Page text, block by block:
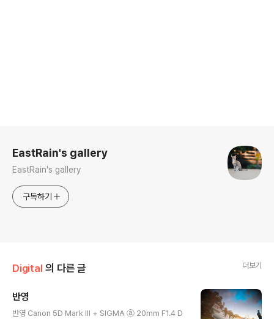
EastRain's gallery
EastRain's gallery
구독하기
Digital 의 다른 글 더보기
반영
반영 Canon 5D Mark III + SIGMA ⓐ 20mm F1.4 D